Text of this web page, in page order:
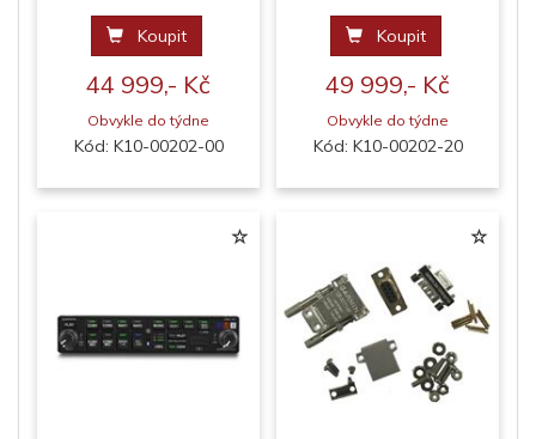
Koupit
44 999,- Kč
Obvykle do týdne
Kód: K10-00202-00
Koupit
49 999,- Kč
Obvykle do týdne
Kód: K10-00202-20